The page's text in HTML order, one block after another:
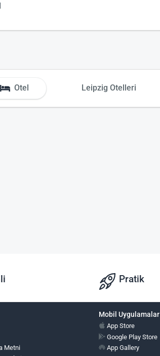
Otel Leipzig Otelleri
Pratik
Metni
Mobil Uygulamalar
App Store
Google Play Store
App Gallery